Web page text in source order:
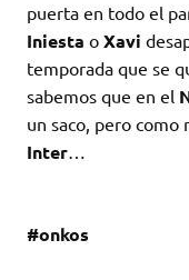
puerta en todo el
Iniesta o Xavi
temporada que se
sabemos que en el
un saco, pero como
Inter…
#onkos